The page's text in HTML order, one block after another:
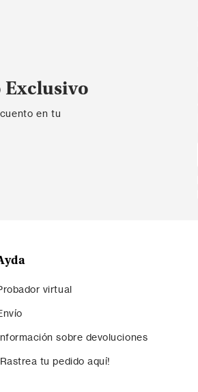
Exclusivo
en tu
virtual
sobre devoluciones
tu pedido aquí!